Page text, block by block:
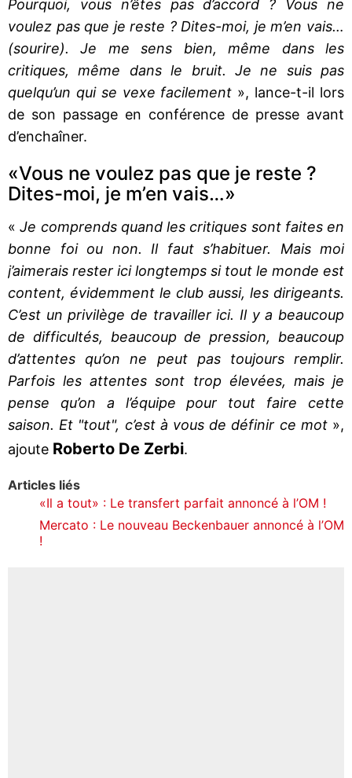
Pourquoi, vous n’êtes pas d’accord ? Vous ne
voulez pas que je reste ? Dites-moi, je m’en vais…
(sourire). Je me sens bien, même dans les
critiques, même dans le bruit. Je ne suis pas
quelqu’un qui se vexe facilement », lance-t-il lors
de son passage en conférence de presse avant
d’enchaîner.
«Vous ne voulez pas que je reste ?
Dites-moi, je m’en vais…»
«Je comprends quand les critiques sont faites en
bonne foi ou non. Il faut s’habituer. Mais moi
j’aimerais rester ici longtemps si tout le monde est
content, évidemment le club aussi, les dirigeants.
C’est un privilège de travailler ici. Il y a beaucoup
de difficultés, beaucoup de pression, beaucoup
d’attentes qu’on ne peut pas toujours remplir.
Parfois les attentes sont trop élevées, mais je
pense qu’on a l’équipe pour tout faire cette
saison. Et "tout", c’est à vous de définir ce mot»,
ajoute Roberto De Zerbi.
Articles liés
«Il a tout» : Le transfert parfait annoncé à l’OM !
Mercato : Le nouveau Beckenbauer annoncé à l’OM
!